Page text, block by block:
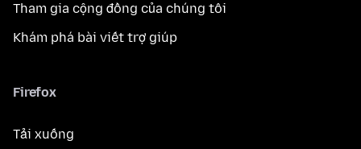
Tham gia cộng đồng của chúng tôi
Khám phá bài viết trợ giúp
Firefox
Tải xuống